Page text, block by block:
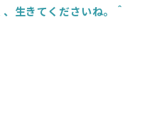
生きてくださいね。＾